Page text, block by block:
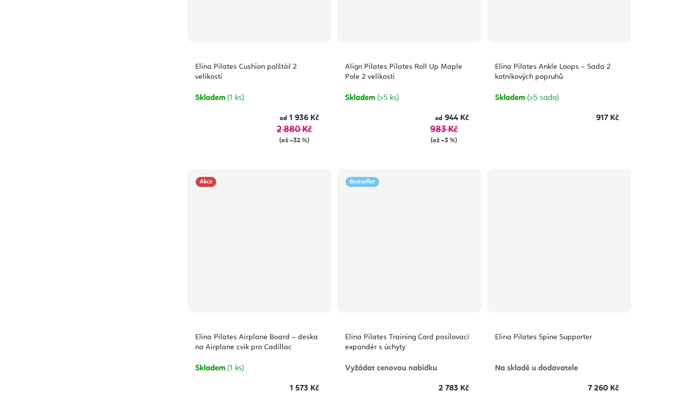
Elina Pilates Cushion polštář 2
velikosti
Skladem (1 ks)
od 1 936 Kč
2 880 Kč
(až –32 %)
Align Pilates Pilates Roll Up Maple
Pole 2 velikosti
Skladem (>5 ks)
od 944 Kč
983 Kč
(až –3 %)
Elina Pilates Ankle Loops – Sada 2
kotníkových popruhů
Skladem (>5 sada)
917 Kč
Akce
Elina Pilates Airplane Board – deska
na Airplane cvik pro Cadillac
Skladem (1 ks)
1 573 Kč
Bestseller
Elina Pilates Training Cord posilovací
expandér s úchyty
Vyžádat cenovou nabídku
2 783 Kč
Elina Pilates Spine Supporter
Na skladě u dodavatele
7 260 Kč